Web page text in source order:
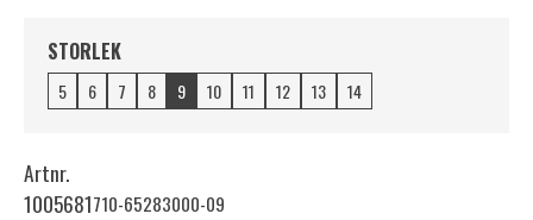
STORLEK
5 6 7 8 9 10 11 12 13 14
Artnr.
1005681710-65283000-09